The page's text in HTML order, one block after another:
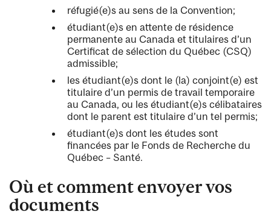
réfugié(e)s au sens de la Convention;
étudiant(e)s en attente de résidence
permanente au Canada et titulaires d’un
Certificat de sélection du Québec (CSQ)
admissible;
les étudiant(e)s dont le (la) conjoint(e) est
titulaire d’un permis de travail temporaire
au Canada, ou les étudiant(e)s célibataires
dont le parent est titulaire d’un tel permis;
étudiant(e)s dont les études sont
financées par le Fonds de Recherche du
Québec – Santé.
Où et comment envoyer vos
documents